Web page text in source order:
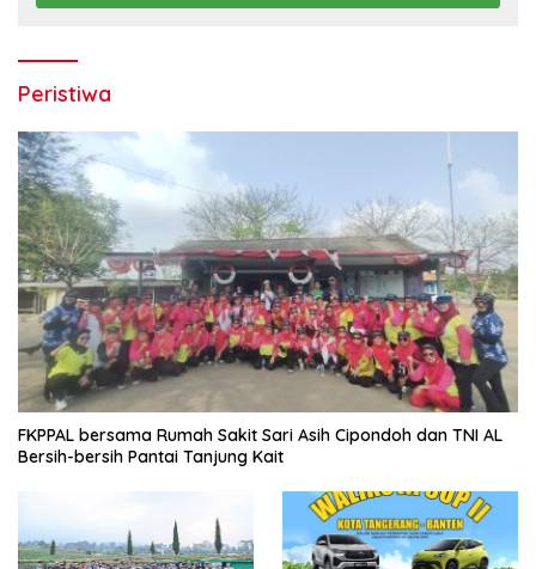
Peristiwa
FKPPAL bersama Rumah Sakit Sari Asih Cipondoh dan TNI AL
Bersih-bersih Pantai Tanjung Kait